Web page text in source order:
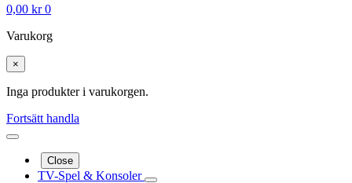
0,00 kr 0
Varukorg
×
Inga produkter i varukorgen.
Fortsätt handla
Close
TV-Spel & Konsoler